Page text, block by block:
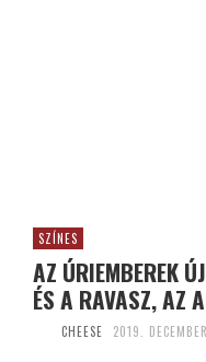
SZÍNES
AZ ÚRIEMBEREK
ÉS A RAVASZ, AZ
CHEESE 2019.